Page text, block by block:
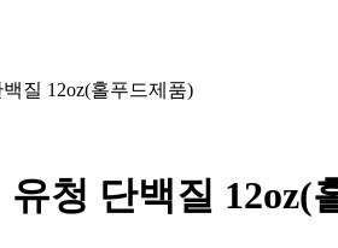
질 12oz(홀푸드제품)
청 단백질 12oz(